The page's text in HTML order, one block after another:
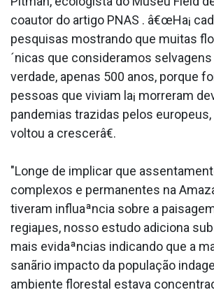
coautor do artigo PNAS . â€œHa¡
pesquisas mostrando que muitas
´nicas que consideramos selvagens
verdade, apenas 500 anos, porque
pessoas que viviam la¡ morreram
pandemias trazidas pelos europeus,
voltou a crescerâ€.
"Longe de implicar que
complexos e permanentes na
tiveram influaªncia sobre a
regiaµes, nosso estudo adiciona
mais evidaªncias indicando que a
sanãrio impacto da população
ambiente florestal estava